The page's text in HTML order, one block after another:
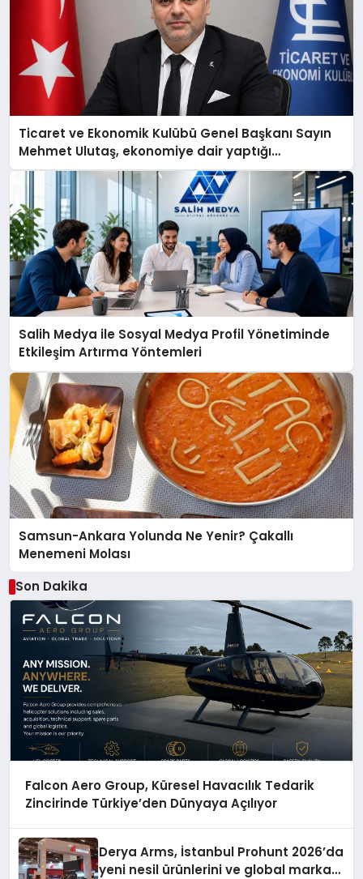
Ticaret ve Ekonomik Kulübü Genel Başkanı Sayın
Mehmet Ulutaş, ekonomiye dair yaptığı
açıklamada şunları kaydetti:
Salih Medya ile Sosyal Medya Profil Yönetiminde
Etkileşim Artırma Yöntemleri
Samsun-Ankara Yolunda Ne Yenir? Çakallı
Menemeni Molası
Son Dakika
Falcon Aero Group, Küresel Havacılık Tedarik
Zincirinde Türkiye’den Dünyaya Açılıyor
Derya Arms, İstanbul Prohunt 2026’da
yeni nesil ürünlerini ve global marka